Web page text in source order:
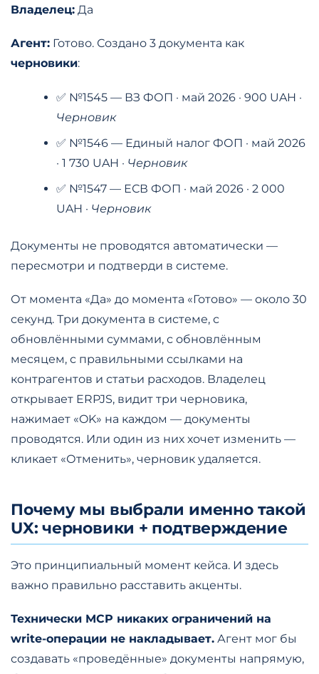
Владелец: Да
Агент: Готово. Создано 3 документа как
черновики:
✅ №1545 — ВЗ ФОП · май 2026 · 900 UAH ·
Черновик
✅ №1546 — Единый налог ФОП · май 2026
· 1 730 UAH · Черновик
✅ №1547 — ЕСВ ФОП · май 2026 · 2 000
UAH · Черновик
Документы не проводятся автоматически —
пересмотри и подтверди в системе.
От момента «Да» до момента «Готово» — около 30
секунд. Три документа в системе, с
обновлёнными суммами, с обновлённым
месяцем, с правильными ссылками на
контрагентов и статьи расходов. Владелец
открывает ERPJS, видит три черновика,
нажимает «OK» на каждом — документы
проводятся. Или один из них хочет изменить —
кликает «Отменить», черновик удаляется.
Почему мы выбрали именно такой
UX: черновики + подтверждение
Это принципиальный момент кейса. И здесь
важно правильно расставить акценты.
Технически MCP никаких ограничений на
write-операции не накладывает. Агент мог бы
создавать «проведённые» документы напрямую,